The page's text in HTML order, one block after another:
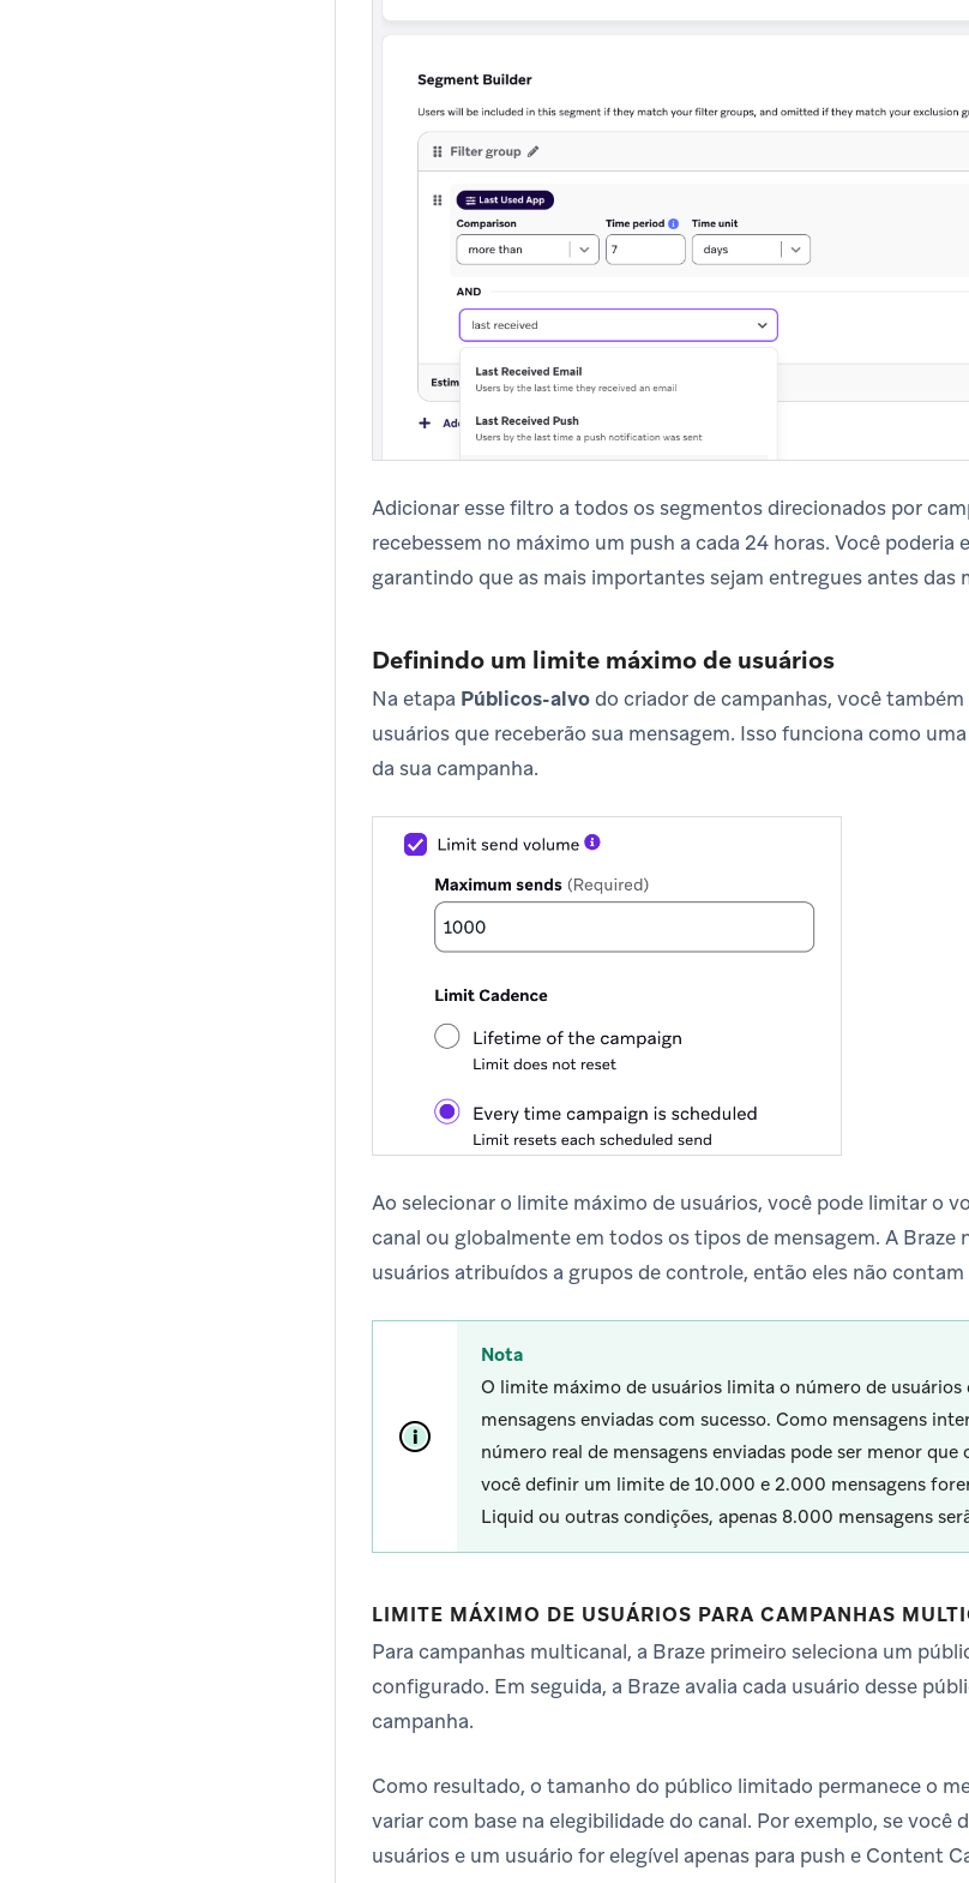
Adicionar esse filtro a todos os segmentos direcionados por
recebessem no máximo um push a cada 24 horas. Você poderia
garantindo que as mais importantes sejam entregues antes das
Definindo um limite máximo de usuários
Na etapa Públicos-alvodo criador de campanhas, você
usuários que receberão sua mensagem. Isso funciona como
da sua campanha.
Ao selecionar o limite máximo de usuários, você pode limitar o
canal ou globalmente em todos os tipos de mensagem. A Braze
usuários atribuídos a grupos de controle, então eles não
Nota
O limite máximo de usuários limita o número de usuários
mensagens enviadas com sucesso. Como mensagens
número real de mensagens enviadas pode ser menor
você definir um limite de 10.000 e 2.000 mensagens
Liquid ou outras condições, apenas 8.000 mensagens
LIMITE MÁXIMO DE USUÁRIOS PARA CAMPANHAS
Para campanhas multicanal, a Braze primeiro seleciona um
configurado. Em seguida, a Braze avalia cada usuário desse
campanha.
Como resultado, o tamanho do público limitado permanece o
variar com base na elegibilidade do canal. Por exemplo, se
usuários e um usuário for elegível apenas para push e Content